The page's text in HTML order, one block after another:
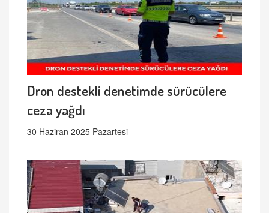
Dron destekli denetimde sürücülere
ceza yağdı
30 Haziran 2025 Pazartesi